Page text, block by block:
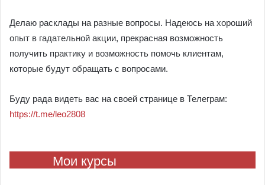
Делаю расклады на разные вопросы. Надеюсь на хороший
опыт в гадательной акции, прекрасная возможность
получить практику и возможность помочь клиентам,
которые будут обращать с вопросами.
Буду рада видеть вас на своей странице в Телеграм:
https://t.me/leo2808
Мои курсы